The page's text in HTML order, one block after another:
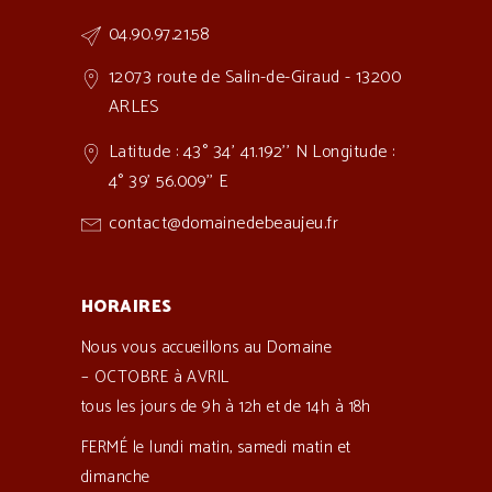
04.90.97.21.58
12073 route de Salin-de-Giraud - 13200
ARLES
Latitude : 43° 34' 41.192'' N Longitude :
4° 39' 56.009'' E
contact@domainedebeaujeu.fr
HORAIRES
Nous vous accueillons au Domaine
– OCTOBRE à AVRIL
tous les jours de 9h à 12h et de 14h à 18h
FERMÉ le lundi matin, samedi matin et
dimanche